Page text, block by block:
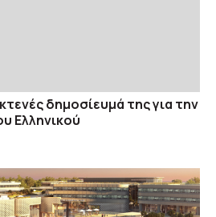
δημοσίευμά της για την
Ελληνικού